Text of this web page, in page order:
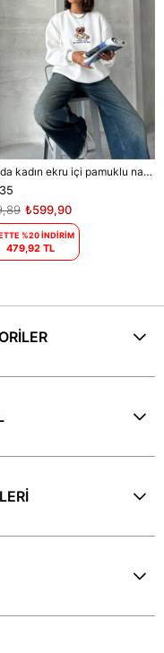
Dipmoda kadın ekru içi pamuklu nakış detaylı sweat DPG035
₺599,90
%20 İNDİRİM
479,92 TL